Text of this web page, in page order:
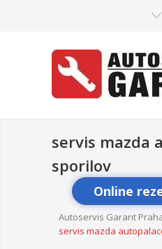
servis mazda
sporilov
Online
Autoservis Garant
servis mazda